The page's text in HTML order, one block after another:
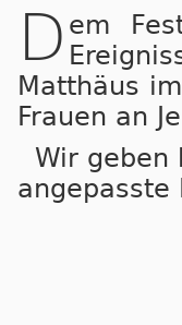
D em
Matthäus
Frauen an
Wir geben
angepasste